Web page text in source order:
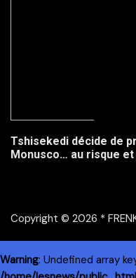
Tshisekedi décide de
Monusco… au risque
Copyright © 2026 *
Warning: Undefined array